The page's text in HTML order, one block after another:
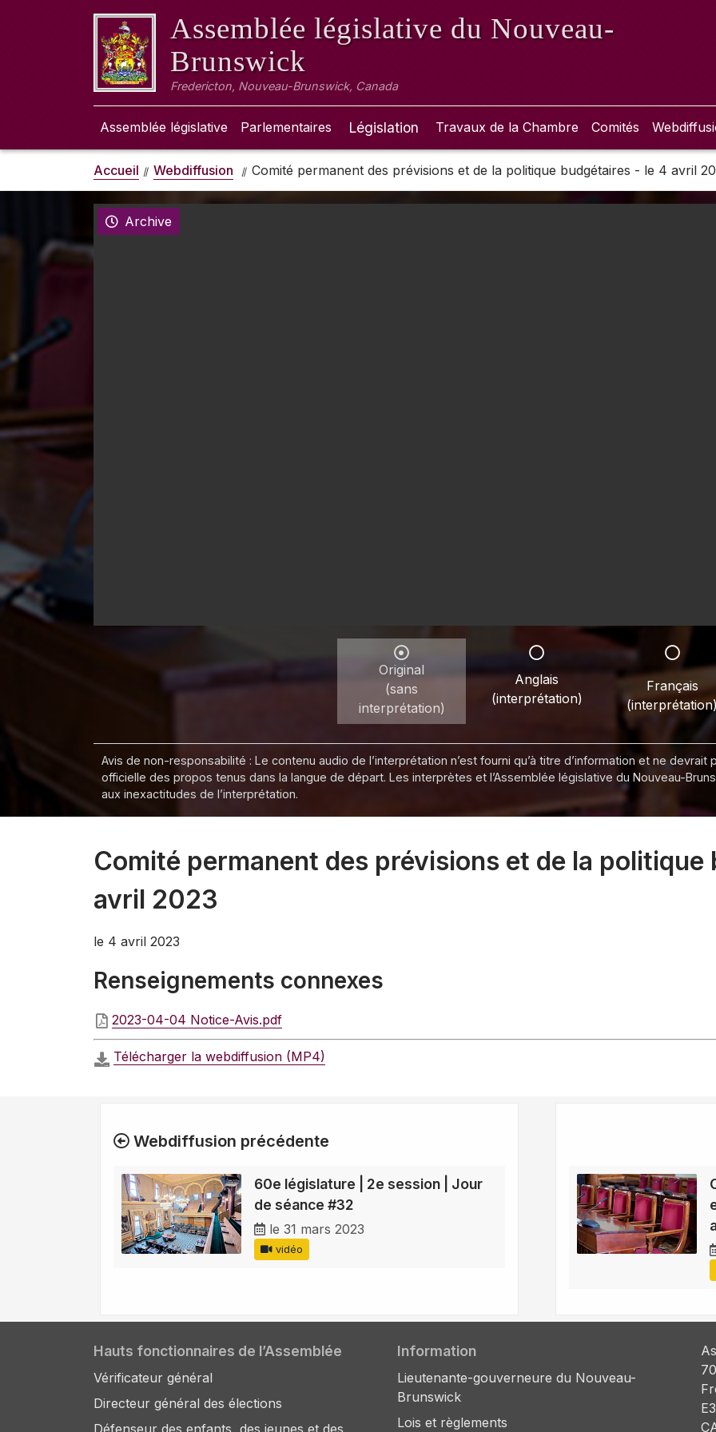
Assemblée législative du Nouveau-
Brunswick
Fredericton, Nouveau-Brunswick, Canada
Assemblée législative Parlementaires Législation Travaux de la Chambre Comités
Accueil Webdiffusion Comité permanent des prévisions et de la politique budgétaires - le 4 avril
Archive
Original
(sans
interprétation)
Anglais
(interprétation)
Français
Avis de non-responsabilité : Le contenu audio de l’interprétation n’est fourni qu’à titre d’information et ne
officielle des propos tenus dans la langue de départ. Les interprètes et l’Assemblée législative du Nouveau-
aux inexactitudes de l’interprétation.
Comité permanent des prévisions et de la
avril 2023
le 4 avril 2023
Renseignements connexes
2023-04-04 Notice-Avis.pdf
Télécharger la webdiffusion (MP4)
Webdiffusion précédente
60e législature | 2e session | Jour
de séance #32
le 31 mars 2023
vidéo
Hauts fonctionnaires de l’Assemblée
Vérificateur général
Directeur général des élections
Information
Lieutenante-gouverneure du Nouveau-
Brunswick
Lois et règlements